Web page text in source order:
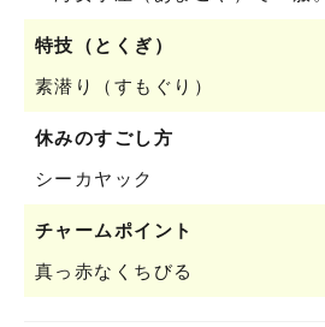
特技（とくぎ）
素潜り（すもぐり）
休みのすごし方
シーカヤック
チャームポイント
真っ赤なくちびる